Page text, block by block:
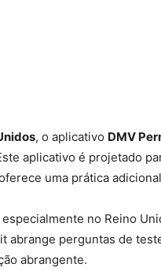
, o aplicativo DMV
aplicativo é projetado
uma prática
especialmente no Reino
abrange perguntas de
abrangente.